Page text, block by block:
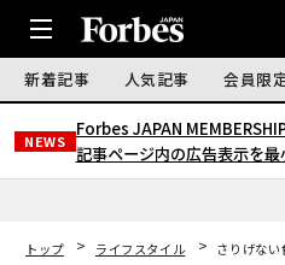
新着記事 人気記事 会員限
NEWS
Forbes JAPAN
記事ページ内の広告表示を
トップ ライフスタイル
さりげな